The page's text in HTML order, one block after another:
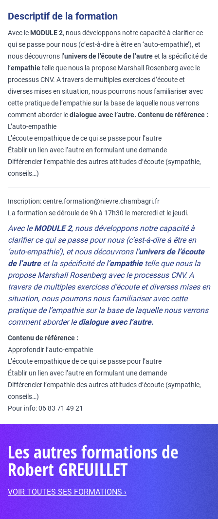
Descriptif de la formation
Avec le MODULE 2, nous développons notre capacité à clarifier ce
qui se passe pour nous (c’est-à-dire à être en ‘auto-empathie’), et
nous découvrons l’univers de l’écoute de l’autreet la spécificité de
l’empathietelle que nous la propose Marshall Rosenberg avec le
processus CNV. A travers de multiples exercices d’écoute et
diverses mises en situation, nous pourrons nous familiariser avec
cette pratique de l’empathie sur la base de laquelle nous verrons
comment aborder ledialogue avec l’autre. Contenu de référence :
L’auto-empathie
L’écoute empathique de ce qui se passe pour l’autre
Établir un lien avec l’autre en formulant une demande
Différencier l’empathie des autres attitudes d’écoute (sympathie,
conseils…)
Inscription: centre.formation@nievre.chambagri.fr
La formation se déroule de 9h à 17h30 le mercredi et le jeudi.
Avec leMODULE 2, nous développons notre capacité à
clarifier ce qui se passe pour nous (c’est-à-dire à être en
‘auto-empathie’), et nous découvrons l’univers de l’écoute
de l’autreet la spécificité de l’empathietelle que nous la
propose Marshall Rosenberg avec le processus CNV. A
travers de multiples exercices d’écoute et diverses mises en
situation, nous pourrons nous familiariser avec cette
pratique de l’empathie sur la base de laquelle nous verrons
comment aborder ledialogue avec l’autre.
Contenu de référence :
Approfondir l’auto-empathie
L’écoute empathique de ce qui se passe pour l’autre
Établir un lien avec l’autre en formulant une demande
Différencier l’empathie des autres attitudes d’écoute (sympathie,
conseils…)
Pour info: ‭06 83 71 49 21
Les autres formations de
Robert GREUILLET
VOIR TOUTES SES FORMATIONS ›